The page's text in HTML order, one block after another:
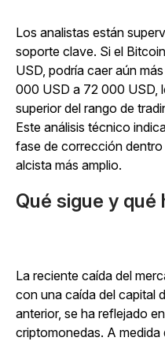
Los analistas están
soporte clave. Si el
USD, podría caer aún
000 USD a 72 000 USD,
superior del rango de
Este análisis técnico
fase de corrección
alcista más amplio.
Qué sigue y
La reciente caída del
con una caída del capital
anterior, se ha reflejado
criptomonedas. A